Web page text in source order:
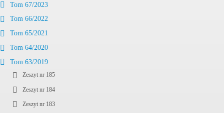
Tom 67/2023
Tom 66/2022
Tom 65/2021
Tom 64/2020
Tom 63/2019
Zeszyt nr 185
Zeszyt nr 184
Zeszyt nr 183